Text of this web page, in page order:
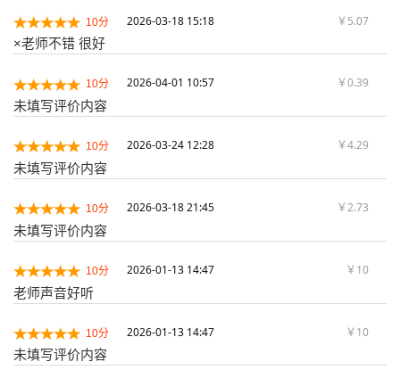
10分 2026-03-18 15:18 ￥5.07
×老师不错 很好
10分 2026-04-01 10:57 ￥0.39
未填写评价内容
10分 2026-03-24 12:28 ￥4.29
未填写评价内容
10分 2026-03-18 21:45 ￥2.73
未填写评价内容
10分 2026-01-13 14:47 ￥10
老师声音好听
10分 2026-01-13 14:47 ￥10
未填写评价内容